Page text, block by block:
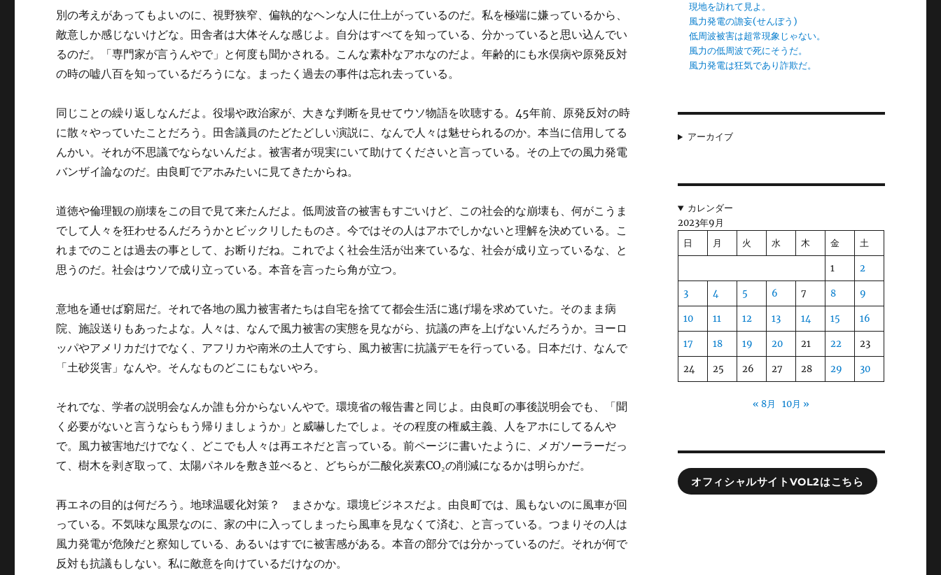
別の考えがあってもよいのに、視野狭窄、偏執的なヘンな人に仕上がっているのだ。私を極端に嫌っているから、
敵意しか感じないけどな。田舎者は大体そんな感じよ。自分はすべてを知っている、分かっていると思い込んでい
るのだ。「専門家が言うんやで」と何度も聞かされる。こんな素朴なアホなのだよ。年齢的にも水俣病や原発反対
の時の嘘八百を知っているだろうにな。まったく過去の事件は忘れ去っている。
同じことの繰り返しなんだよ。役場や政治家が、大きな判断を見せてウソ物語を吹聴する。45年前、原発反対の時
に散々やっていたことだろう。田舎議員のたどたどしい演説に、なんで人々は魅せられるのか。本当に信用してる
んかい。それが不思議でならないんだよ。被害者が現実にいて助けてくださいと言っている。その上での風力発電
バンザイ論なのだ。由良町でアホみたいに見てきたからね。
道徳や倫理観の崩壊をこの目で見て来たんだよ。低周波音の被害もすごいけど、この社会的な崩壊も、何がこうま
でして人々を狂わせるんだろうかとビックリしたものさ。今ではその人はアホでしかないと理解を決めている。こ
れまでのことは過去の事として、お断りだね。これでよく社会生活が出来ているな、社会が成り立っているな、と
思うのだ。社会はウソで成り立っている。本音を言ったら角が立つ。
意地を通せば窮屈だ。それで各地の風力被害者たちは自宅を捨てて都会生活に逃げ場を求めていた。そのまま病
院、施設送りもあったよな。人々は、なんで風力被害の実態を見ながら、抗議の声を上げないんだろうか。ヨーロ
ッパやアメリカだけでなく、アフリカや南米の土人ですら、風力被害に抗議デモを行っている。日本だけ、なんで
「土砂災害」なんや。そんなものどこにもないやろ。
それでな、学者の説明会なんか誰も分からないんやで。環境省の報告書と同じよ。由良町の事後説明会でも、「聞
く必要がないと言うならもう帰りましょうか」と威嚇したでしょ。その程度の権威主義、人をアホにしてるんや
で。風力被害地だけでなく、どこでも人々は再エネだと言っている。前ページに書いたように、メガソーラーだっ
て、樹木を剥ぎ取って、太陽パネルを敷き並べると、どちらが二酸化炭素CO₂の削減になるかは明らかだ。
再エネの目的は何だろう。地球温暖化対策？ まさかな。環境ビジネスだよ。由良町では、風もないのに風車が回
っている。不気味な風景なのに、家の中に入ってしまったら風車を見なくて済む、と言っている。つまりその人は
風力発電が危険だと察知している、あるいはすでに被害感がある。本音の部分では分かっているのだ。それが何で
反対も抗議もしない。私に敵意を向けているだけなのか。
現地を訪れて見よ。
風力発電の譫妄(せんぼう)
低周波被害は超常現象じゃない。
風力の低周波で死にそうだ。
風力発電は狂気であり詐欺だ。
アーカイブ
カレンダー
2023年9月
日
月 火 水 木 金 土
1 2
3 4 5 6 7 8 9
10 11 12 13 14 15 16
17 18 19 20 21 22 23
24 25 26 27 28 29 30
« 8月 10月 »
オフィシャルサイトVOL2はこちら